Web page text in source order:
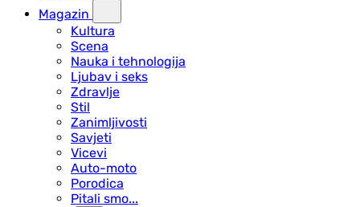
Magazin
Kultura
Scena
Nauka i tehnologija
Ljubav i seks
Zdravlje
Stil
Zanimljivosti
Savjeti
Vicevi
Auto-moto
Porodica
Pitali smo...